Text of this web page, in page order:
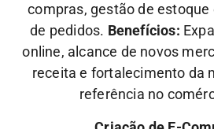
compras, gestão de
de pedidos. Benefícios:
online, alcance de novos
receita e fortalecimento da
referência no